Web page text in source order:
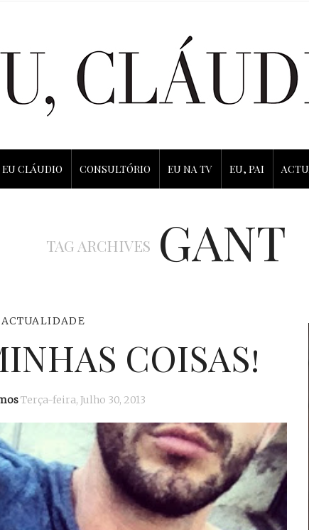
EU CLÁUDIO CONSULTÓRIO EU NA TV EU, PAI
TAG ARCHIVES GANT
ACTUALIDADE
COISAS!
Terça-feira, Julho 30, 2013